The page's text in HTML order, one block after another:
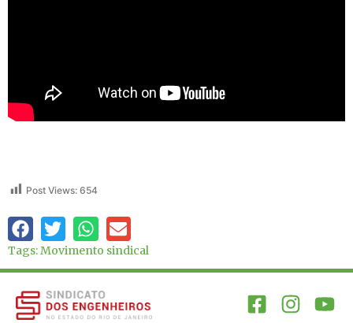
Post Views: 654
Tags:Movimento sindical